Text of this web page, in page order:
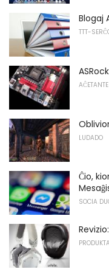
Blogaj
TTT-
LUDADO
Ĉio,
SOCIA